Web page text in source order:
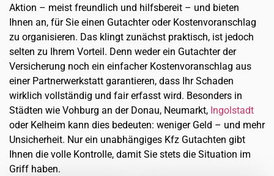
Aktion – meist freundlich und hilfsbereit – und bieten
Ihnen an, für Sie einen Gutachter oder Kostenvoranschlag
zu organisieren. Das klingt zunächst praktisch, ist jedoch
selten zu Ihrem Vorteil. Denn weder ein Gutachter der
Versicherung noch ein einfacher Kostenvoranschlag aus
einer Partnerwerkstatt garantieren, dass Ihr Schaden
wirklich vollständig und fair erfasst wird. Besonders in
Städten wie Vohburg an der Donau, Neumarkt, Ingolstadt
oder Kelheim kann dies bedeuten: weniger Geld – und mehr
Unsicherheit. Nur ein unabhängiges Kfz Gutachten gibt
Ihnen die volle Kontrolle, damit Sie stets die Situation im
Griff haben.